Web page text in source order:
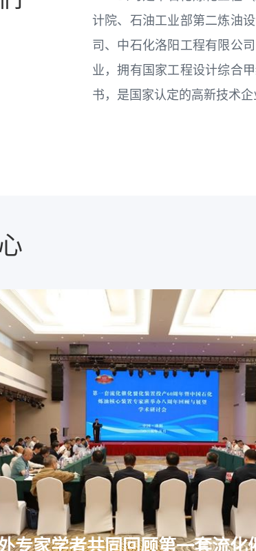
计院、石油工业部第二炼油
司、中石化洛阳工程有限公
业，拥有国家工程设计综合
书，是国家认定的高新技术企
专家学者共同回顾第一套流化